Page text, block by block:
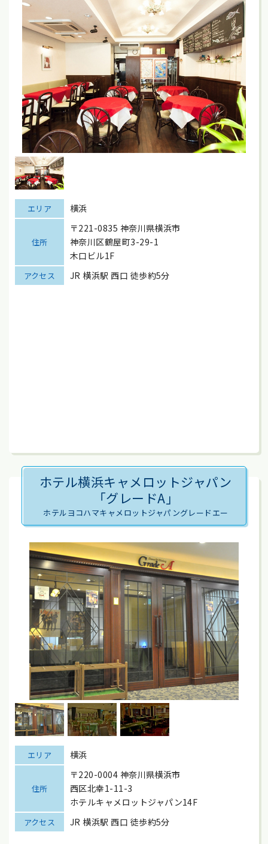
エリア 横浜
住所
〒221-0835 神奈川県横浜市
神奈川区鶴屋町3-29-1
木口ビル1F
アクセス JR 横浜駅 西口 徒歩約5分
ホテル横浜キャメロットジャパン
「グレードA」
ホテルヨコハマキャメロットジャパングレードエー
エリア 横浜
住所
〒220-0004 神奈川県横浜市
西区北幸1-11-3
ホテルキャメロットジャパン14F
アクセス JR 横浜駅 西口 徒歩約5分